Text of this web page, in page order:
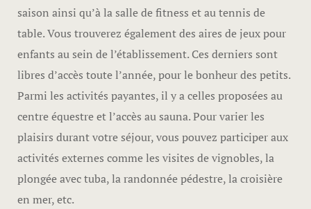
saison ainsi qu’à la salle de fitness et au tennis de
table. Vous trouverez également des aires de jeux pour
enfants au sein de l’établissement. Ces derniers sont
libres d’accès toute l’année, pour le bonheur des petits.
Parmi les activités payantes, il y a celles proposées au
centre équestre et l’accès au sauna. Pour varier les
plaisirs durant votre séjour, vous pouvez participer aux
activités externes comme les visites de vignobles, la
plongée avec tuba, la randonnée pédestre, la croisière
en mer, etc.